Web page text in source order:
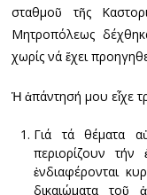
σταθμοῦ τῆς
Μητροπόλεως
χωρίς νά ἔχει
Ἡ ἀπάντησή μου εἶχε
Γιά τά θέματα
περιορίζουν
ἐνδιαφέρονται
δικαιώματα τοῦ